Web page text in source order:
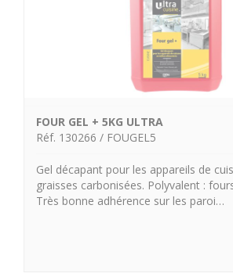
FOUR GEL + 5KG ULTRA
Réf. 130266 / FOUGEL5
Gel décapant pour les appareils de
graisses carbonisées. Polyvalent :
Très bonne adhérence sur les paroi…